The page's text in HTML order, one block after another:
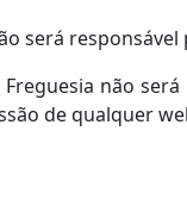
será
Freguesia não
de qualquer